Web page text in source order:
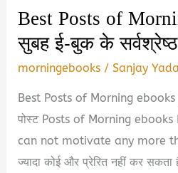
जो
आपके
जीवन
बदल
सकती
हैं!
|
Best Posts of
सुबह ई-बुक के
morningebooks /Sanjay
Best Posts of Morning ebooks
पोस्ट Posts of Morning
can not motivate any more
ज्यादा कोई और प्रेरित नहीं कर